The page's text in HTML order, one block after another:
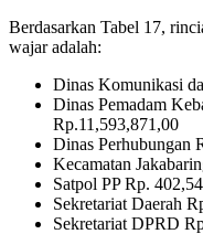
‎Berdasarkan Tabel 17,
wajar adalah:
Dinas Komunikasi
Dinas Pemadam
Rp.11,593,871,00
Dinas Perhubungan
Kecamatan
Satpol PP Rp.
Sekretariat Daerah
Sekretariat DPRD